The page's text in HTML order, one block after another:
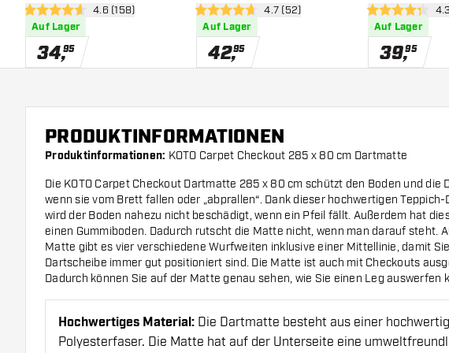
Bewertungsbereich öffnen
4.6 Bewertungssterne
4.6 (158)
Auf Lager
34,95
Bewertungsbereich öffnen
4.7 Bewertungssterne
4.7 (52)
Auf Lager
42,95
4.3
Auf Lager
39,95
PRODUKTINFORMATIONEN
Produktinformationen: KOTO Carpet Checkout 285 x 80 cm Dartmatte
Die KOTO Carpet Checkout Dartmatte 285 x 80 cm schützt den Boden und die
wenn sie vom Brett fallen oder „abprallen“. Dank dieser hochwertigen
wird der Boden nahezu nicht beschädigt, wenn ein Pfeil fällt. Außerdem hat
einen Gummiboden. Dadurch rutscht die Matte nicht, wenn man darauf steht.
Matte gibt es vier verschiedene Wurfweiten inklusive einer Mittellinie, damit
Dartscheibe immer gut positioniert sind. Die Matte ist auch mit Checkouts
Dadurch können Sie auf der Matte genau sehen, wie Sie einen Leg auswerfen
Hochwertiges Material: Die Dartmatte besteht aus einer
Polyesterfaser. Die Matte hat auf der Unterseite eine